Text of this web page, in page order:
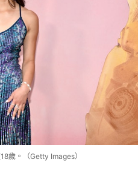
歲。（Getty Images）